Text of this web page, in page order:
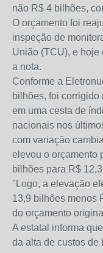
não R$ 4 bilhões,
O orçamento foi
inspeção de
União (TCU), e hoje
a nota.
Conforme a
bilhões, foi corrigido
em uma cesta de
nacionais nos
com variação
elevou o orçamento
bilhões para R$
"Logo, a elevação
13,9 bilhões menos
do orçamento
A estatal informa
da alta de custos de